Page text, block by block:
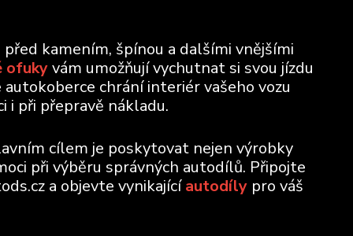
kamením, špínou a dalšími vnějšími
ofukyvám umožňují vychutnat si svou jízdu
chrání interiér vašeho vozu
i při přepravě nákladu.
cílem je poskytovat nejen výrobky
při výběru správných autodílů. Připojte
a objevte vynikajícíautodíly pro váš